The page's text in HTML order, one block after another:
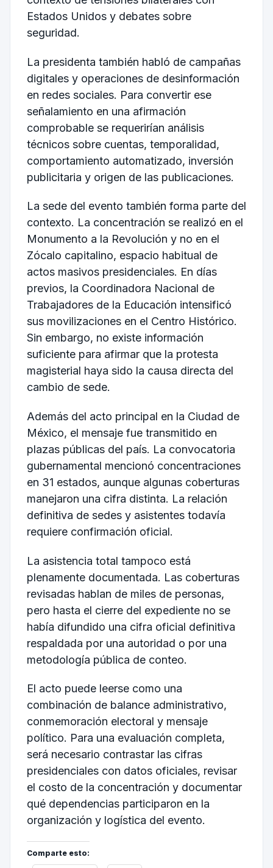
Estados Unidos y debates sobre
seguridad.
La presidenta también habló de campañas
digitales y operaciones de desinformación
en redes sociales. Para convertir ese
señalamiento en una afirmación
comprobable se requerirían análisis
técnicos sobre cuentas, temporalidad,
comportamiento automatizado, inversión
publicitaria y origen de las publicaciones.
La sede del evento también forma parte del
contexto. La concentración se realizó en el
Monumento a la Revolución y no en el
Zócalo capitalino, espacio habitual de
actos masivos presidenciales. En días
previos, la Coordinadora Nacional de
Trabajadores de la Educación intensificó
sus movilizaciones en el Centro Histórico.
Sin embargo, no existe información
suficiente para afirmar que la protesta
magisterial haya sido la causa directa del
cambio de sede.
Además del acto principal en la Ciudad de
México, el mensaje fue transmitido en
plazas públicas del país. La convocatoria
gubernamental mencionó concentraciones
en 31 estados, aunque algunas coberturas
manejaron una cifra distinta. La relación
definitiva de sedes y asistentes todavía
requiere confirmación oficial.
La asistencia total tampoco está
plenamente documentada. Las coberturas
revisadas hablan de miles de personas,
pero hasta el cierre del expediente no se
había difundido una cifra oficial definitiva
respaldada por una autoridad o por una
metodología pública de conteo.
El acto puede leerse como una
combinación de balance administrativo,
conmemoración electoral y mensaje
político. Para una evaluación completa,
será necesario contrastar las cifras
presidenciales con datos oficiales, revisar
el costo de la concentración y documentar
qué dependencias participaron en la
organización y logística del evento.
Comparte esto: